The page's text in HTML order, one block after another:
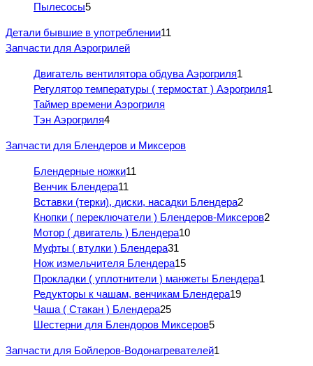
Пылесосы5
Детали бывшие в употреблении11
Запчасти для Аэрогрилей
Двигатель вентилятора обдува Аэрогриля1
Регулятор температуры ( термостат ) Аэрогриля1
Таймер времени Аэрогриля
Тэн Аэрогриля4
Запчасти для Блендеров и Миксеров
Блендерные ножки11
Венчик Блендера11
Вставки (терки), диски, насадки Блендера2
Кнопки ( переключатели ) Блендеров-Миксеров2
Мотор ( двигатель ) Блендера10
Муфты ( втулки ) Блендера31
Нож измельчителя Блендера15
Прокладки ( уплотнители ) манжеты Блендера1
Редукторы к чашам, венчикам Блендера19
Чаша ( Стакан ) Блендера25
Шестерни для Блендоров Миксеров5
Запчасти для Бойлеров-Водонагревателей1